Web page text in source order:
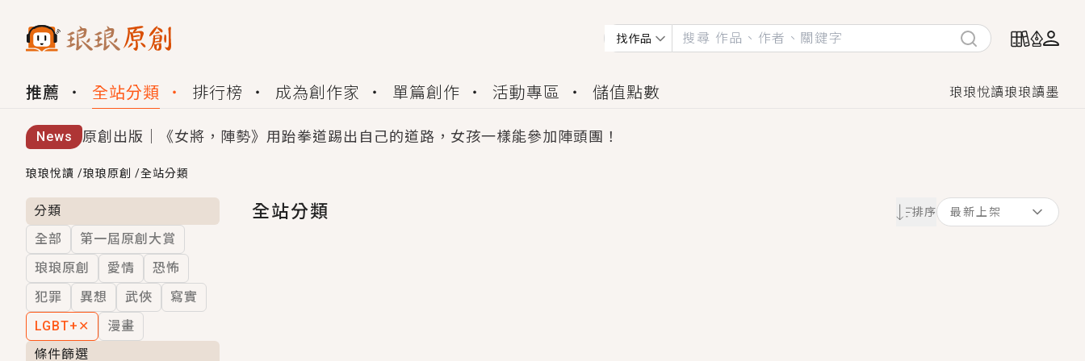
找作品
推薦 全站分類 排行榜 成為創作家 單篇創作 活動專區 儲值點數 琅琅悅讀琅琅讀墨
News 原創出版｜《女將，陣勢》用跆拳道踢出自己的道路，女孩一樣能參加陣頭團！
創,作家招募｜華文小說創作首選！有機會獲得豐富廣宣資源、專屬服務與獨享福利！
小編心動書單｜《離婚你提的，二婚嫁大佬，你哭什麼？》追妻火葬場！前夫失憶移情別戀，她頭也不回找新歡，他居然還後悔了？
GL｜《夏日與檸檬與重疊世界》炎熱的夏日、檸檬的香氣、互相愛慕的兩位少女，今夏最推純愛GL漫畫！
BL｜《費洛蒙中毒》救命！特殊費洛蒙體質世界觀，無法抗拒的吸引力，已中毒Σ>―(〃°ω°〃)♡→
OMG你嚇到我了｜《陰陽鬼店》上班族買了房子模型，但現實中買下的竟是屬於他的停屍櫃？！
言情｜《國語推行員》每個人心中都有一個連自己也無法改變的永恆， 他的一生將不由自主追逐著她……
琅琅悅讀 /琅琅原創 /全站分類
分類
全部
第一屆原創大賞
琅琅原創
愛情
恐怖
犯罪
異想 武俠
寫實
LGBT+ ✕
漫畫
條件篩選
全站分類 排序 最新上架